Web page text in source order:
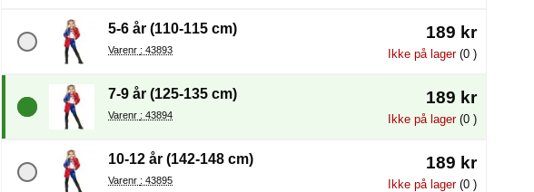
5-6 år (110-115 cm)
Varenr : 43893
189 kr
Ikke på lager(0 )
7-9 år (125-135 cm)
Varenr : 43894
189 kr
Ikke på lager(0 )
10-12 år (142-148 cm)
Varenr : 43895
189 kr
Ikke på lager(0 )